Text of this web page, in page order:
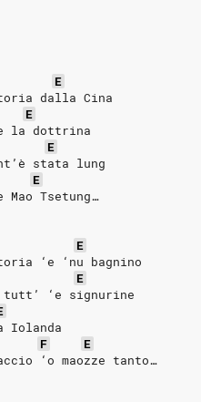
E
dalla Cina
E
la dottrina
E
stata lung
E
Tsetung…
E
‘e ‘nu bagnino
E
tutt’ ‘e signurine
Iolanda
F
E
‘o maozze tanto…